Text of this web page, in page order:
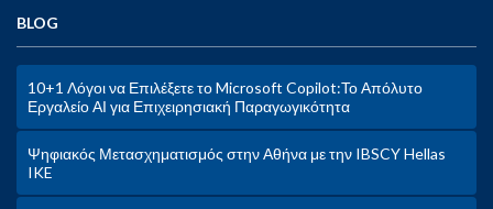
BLOG
10+1 Λόγοι να Επιλέξετε το Microsoft Copilot:Το Απόλυτο
Εργαλείο ΑΙ για Επιχειρησιακή Παραγωγικότητα
Ψηφιακός Μετασχηματισμός στην Αθήνα με την IBSCY Hellas
IKE